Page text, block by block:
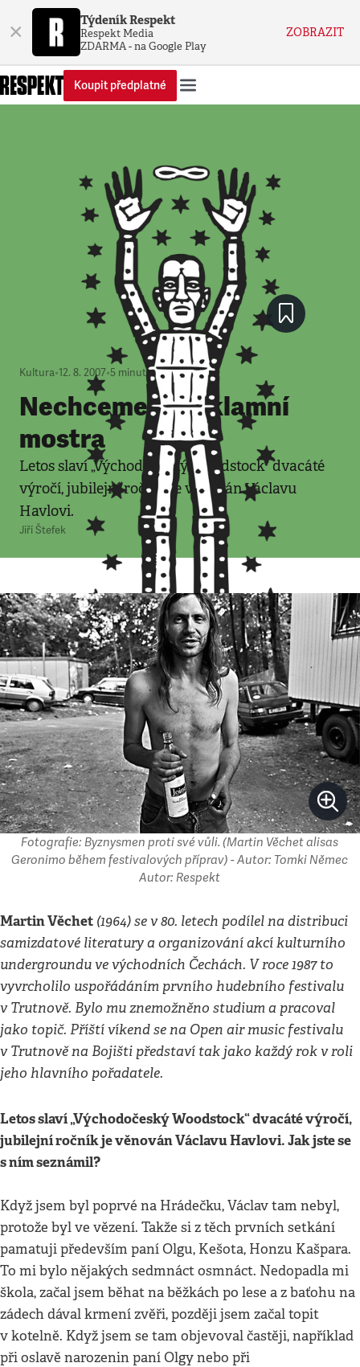
× Týdeník Respekt
Respekt Media
ZDARMA - na Google Play
ZOBRAZIT
Koupit předplatné
Kultura•12. 8. 2007•5 minut
Nechceme tu reklamní
mostra
Letos slaví „Východočeský Woodstock“ dvacáté
výročí, jubilejní ročník je věnován Václavu
Havlovi.
Jiří Štefek
Fotografie: Byznysmen proti své vůli. (Martin Věchet alisas
Geronimo během festivalových příprav) - Autor: Tomki Němec
Autor: Respekt
Martin Věchet (1964) se v 80. letech podílel na distribuci
samizdatové literatury a organizování akcí kulturního
undergroundu ve východních Čechách. V roce 1987 to
vyvrcholilo uspořádáním prvního hudebního festivalu
v Trutnově. Bylo mu znemožněno studium a pracoval
jako topič. Příští víkend se na Open air music festivalu
v Trutnově na Bojišti představí tak jako každý rok v roli
jeho hlavního pořadatele.
Letos slaví „Východočeský Woodstock“ dvacáté výročí,
jubilejní ročník je věnován Václavu Havlovi. Jak jste se
s ním seznámil?
Když jsem byl poprvé na Hrádečku, Václav tam nebyl,
protože byl ve vězení. Takže si z těch prvních setkání
pamatuji především paní Olgu, Kešota, Honzu Kašpara.
To mi bylo nějakých sedmnáct osmnáct. Nedopadla mi
škola, začal jsem běhat na běžkách po lese a z baťohu na
zádech dával krmení zvěři, později jsem začal topit
v kotelně. Když jsem se tam objevoval častěji, například
při oslavě narozenin paní Olgy nebo při